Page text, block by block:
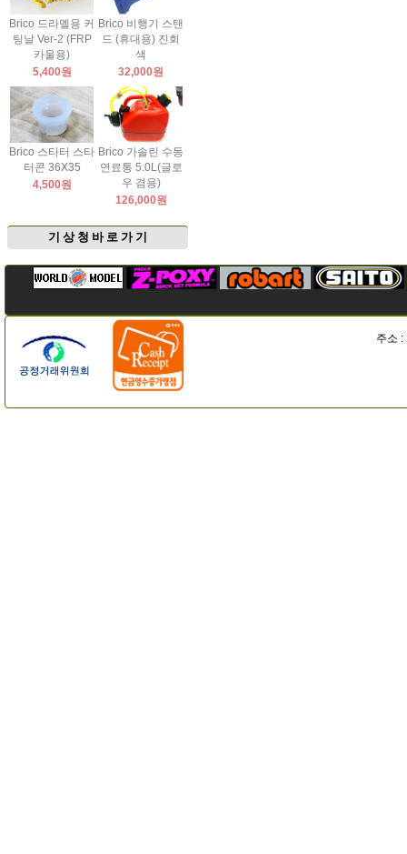
Brico 드라멜용 커
팅날 Ver-2 (FRP
카울용)
5,400원
Brico 비행기 스탠
드 (휴대용) 진회
색
32,000원
Brico 스타터 스타
터콘 36X35
4,500원
Brico 가솔린 수동
연료통 5.0L(글로
우 겸용)
126,000원
기 상 청 바 로 가 기
주소